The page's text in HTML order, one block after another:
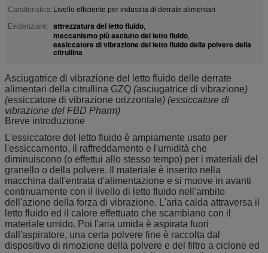
Caratteristica: Livello efficiente per industria di derrate alimentari
Evidenziare:
attrezzatura del letto fluido,
meccanismo più asciutto del letto fluido,
essiccatore di vibrazione del letto fluido della polvere della
citrullina
Asciugatrice di vibrazione del letto fluido delle derrate
alimentari della citrullina GZQ (asciugatrice di vibrazione)
(essiccatore di vibrazione orizzontale) (essiccatore di
vibrazione del FBD Pharm)
Breve introduzione
L'essiccatore del letto fluido è ampiamente usato per
l'essiccamento, il raffreddamento e l'umidità che
diminuiscono (o effettui allo stesso tempo) per i materiali del
granello o della polvere. Il materiale è inserito nella
macchina dall'entrata d'alimentazione e si muove in avanti
continuamente con il livello di letto fluido nell'ambito
dell'azione della forza di vibrazione. L'aria calda attraversa il
letto fluido ed il calore effettuato che scambiano con il
materiale umido. Poi l'aria umida è aspirata fuori
dall'aspiratore, una certa polvere fine è raccolta dal
dispositivo di rimozione della polvere e del filtro a ciclone ed